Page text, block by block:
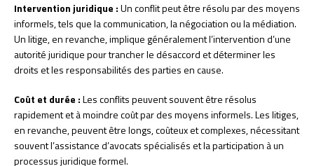
Intervention juridique :Un conflit peut être résolu par des moyens
informels, tels que la communication, la négociation ou la médiation.
Un litige, en revanche, implique généralement l’intervention d’une
autorité juridique pour trancher le désaccord et déterminer les
droits et les responsabilités des parties en cause.
Coût et durée :Les conflits peuvent souvent être résolus
rapidement et à moindre coût par des moyens informels. Les litiges,
en revanche, peuvent être longs, coûteux et complexes, nécessitant
souvent l’assistance d’avocats spécialisés et la participation à un
processus juridique formel.